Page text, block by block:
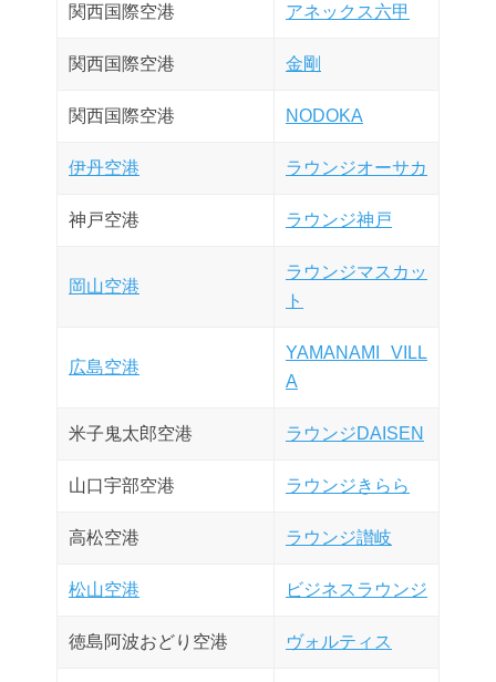
関西国際空港 アネックス六甲
関西国際空港 金剛
関西国際空港 NODOKA
伊丹空港 ラウンジオーサカ
神戸空港 ラウンジ神戸
岡山空港
ラウンジマスカッ
ト
広島空港
YAMANAMI VILL
A
米子鬼太郎空港 ラウンジDAISEN
山口宇部空港 ラウンジきらら
高松空港 ラウンジ讃岐
松山空港 ビジネスラウンジ
徳島阿波おどり空港 ヴォルティス